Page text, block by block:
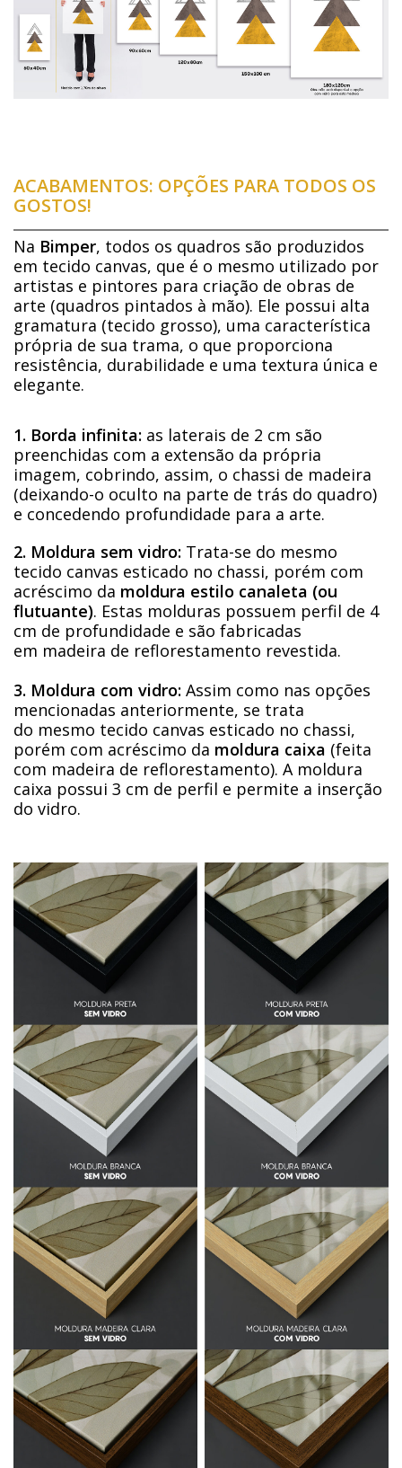
ACABAMENTOS: OPÇÕES PARA TODOS OS
GOSTOS!
Na Bimper, todos os quadros são produzidos
em tecido canvas, que é o mesmo utilizado por
artistas e pintores para criação de obras de
arte (quadros pintados à mão). Ele possui alta
gramatura (tecido grosso), uma característica
própria de sua trama, o que proporciona
resistência, durabilidade e uma textura única e
elegante.
1. Borda infinita: as laterais de 2 cm são
preenchidas com a extensão da própria
imagem, cobrindo, assim, o chassi de madeira
(deixando-o oculto na parte de trás do quadro)
e concedendo profundidade para a arte.
2. Moldura sem vidro: Trata-se do mesmo
tecido canvas esticado no chassi, porém com
acréscimo da moldura estilo canaleta (ou
flutuante). Estas molduras possuem perfil de 4
cm de profundidade e são fabricadas
em madeira de reflorestamento revestida.
3. Moldura com vidro: Assim como nas opções
mencionadas anteriormente, se trata
do mesmo tecido canvas esticado no chassi,
porém com acréscimo da moldura caixa (feita
com madeira de reflorestamento). A moldura
caixa possui 3 cm de perfil e permite a inserção
do vidro.